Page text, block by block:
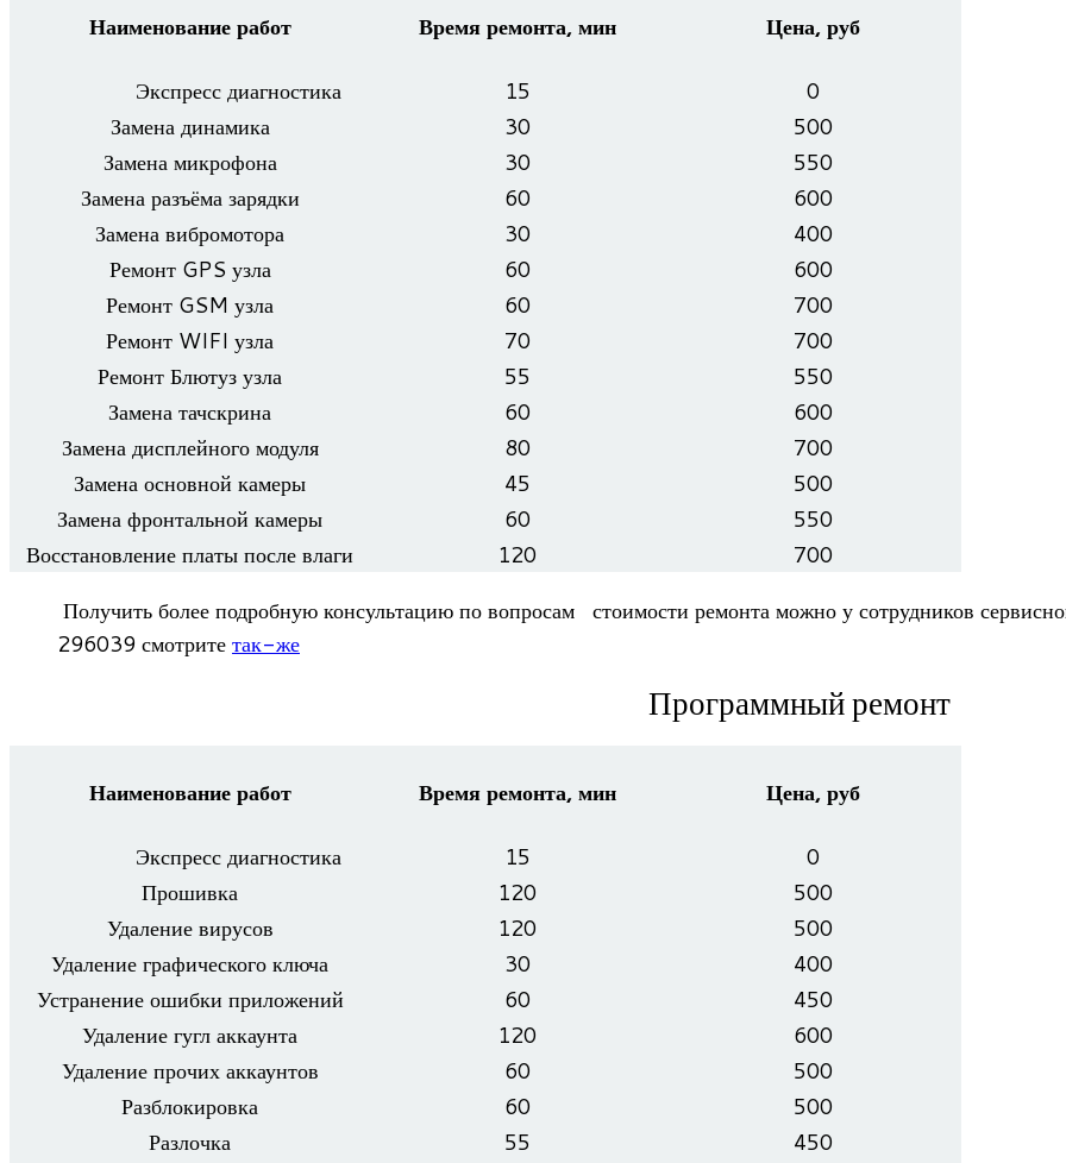
Наименование работ Время ремонта, мин Цена, руб
Экс­пресс диагностика 15
0
Замена дина­мика
30
500
Замена мик­ро­фона
30
550
Замена разъ­ёма зарядки
60
600
Замена виб­ро­мо­тора
30
400
Ремонт GPS узла
60
600
Ремонт GSM узла
60
700
Ремонт WIFI узла
70
700
Ремонт Блю­туз узла
55
550
Замена тач­скрина
60
600
Замена дис­плей­ного модуля
80
700
Замена основ­ной камеры
45
500
Замена фрон­таль­ной камеры
60
550
Вос­ста­нов­ле­ние платы после влаги
120
700
Полу­чить более подроб­ную кон­суль­та­цию по вопро­сам сто­и­мо­сти ремонта можно у сотруд­ни­ков
296039 смот­ритетак-же
Программный ремонт
Наименование работ Время ремонта, мин Цена, руб
Экс­пресс диагностика 15
0
Про­шивка
120
500
Уда­ле­ние вирусов
120
500
Уда­ле­ние гра­фи­че­ского ключа
30
400
Устра­не­ние ошибки приложений
60
450
Уда­ле­ние гугл аккаунта
120
600
Уда­ле­ние про­чих аккаунтов
60
500
Раз­бло­ки­ровка
60
500
Раз­лочка
55
450